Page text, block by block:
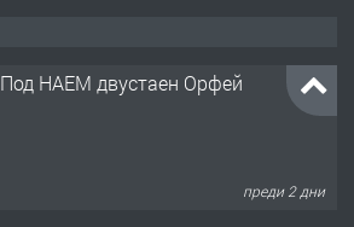
Под НАЕМ двустаен Орфей
преди 2 дни